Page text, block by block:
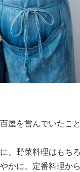
屋を営んでいたこ
、野菜料理はもち
かに、定番料理か